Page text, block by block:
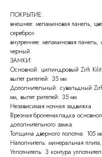
ПОКРЫТИЕ:
внешнее: меламиновая панель,
серебро»
внутреннее: меламиновая
черный.
ЗАМКИ:
Основной: цилиндровый Zirh Kilit
вылет ригелей: 35 мм
Дополнительный: сувальдный
мм, вылет ригелей: 35 мм
Независимая ночная задвижка
Врезная броненакладка
дополнительного замка.
Толщина дверного полотна: 105
Наполнитель: минеральная
Уплотнитель: 3 контура